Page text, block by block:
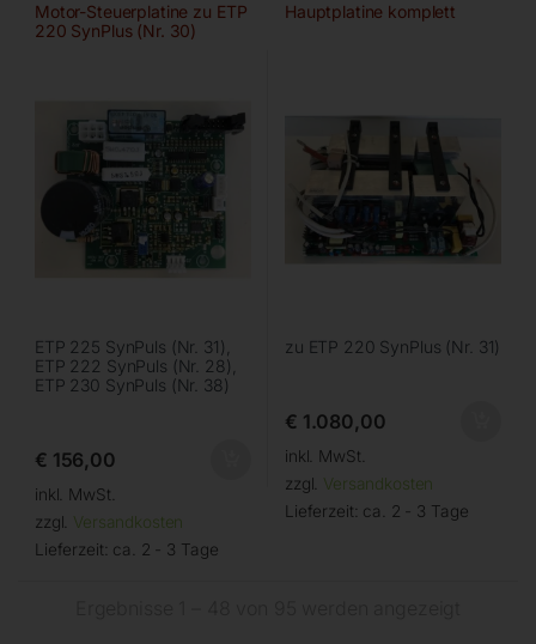
Motor-Steuerplatine zu ETP
220 SynPlus (Nr. 30)
ETP 225 SynPuls (Nr. 31),
ETP 222 SynPuls (Nr. 28),
ETP 230 SynPuls (Nr. 38)
€ 156,00
inkl. MwSt.
zzgl. Versandkosten
Lieferzeit: ca. 2 - 3 Tage
Hauptplatine komplett
zu ETP 220 SynPlus (Nr. 31)
€ 1.080,00
inkl. MwSt.
zzgl. Versandkosten
Lieferzeit: ca. 2 - 3 Tage